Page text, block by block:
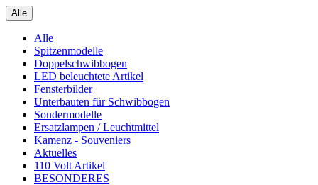
Alle
Alle
Spitzenmodelle
Doppelschwibbogen
LED beleuchtete Artikel
Fensterbilder
Unterbauten für Schwibbogen
Sondermodelle
Ersatzlampen / Leuchtmittel
Kamenz - Souveniers
Aktuelles
110 Volt Artikel
BESONDERES